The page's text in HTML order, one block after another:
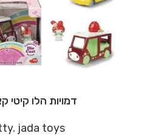
דמויות הלו קיטי
, jada toys